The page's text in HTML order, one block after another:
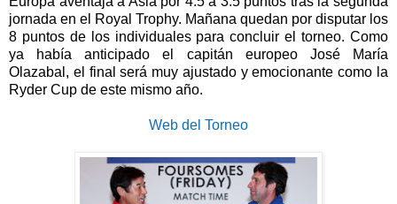
jornada en el Royal Trophy. Mañana quedan por disputar los
8 puntos de los individuales para concluir el torneo. Como
ya había anticipado el capitán europeo José María
Olazabal, el final será muy ajustado y emocionante como la
Ryder Cup de este mismo año.
Web del Torneo